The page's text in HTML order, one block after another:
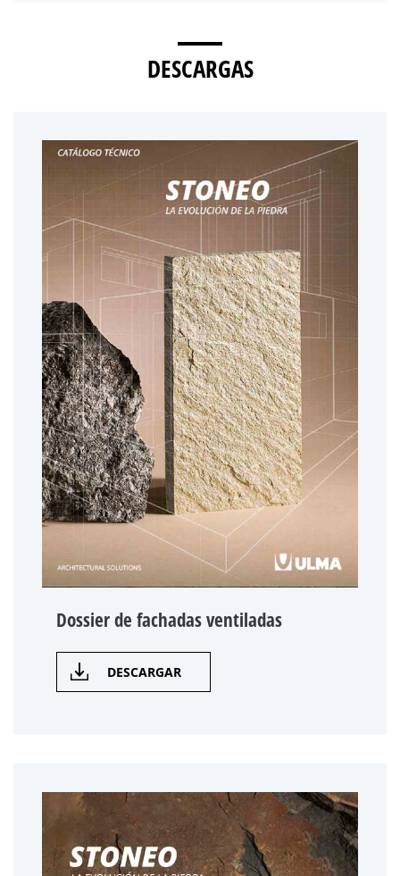
DESCARGAS
Dossier de fachadas ventiladas
DESCARGAR